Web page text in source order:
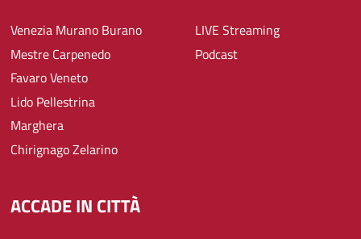
Venezia Murano Burano
Mestre Carpenedo
Favaro Veneto
Lido Pellestrina
Marghera
Chirignago Zelarino
LIVE Streaming
Podcast
ACCADE IN CITTÀ